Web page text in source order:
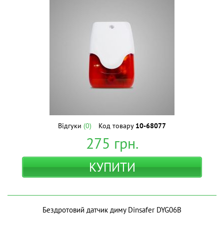
Відгуки (0) Код товару 10-68077
275 грн.
КУПИТИ
Бездротовий датчик диму Dinsafer DYG06B